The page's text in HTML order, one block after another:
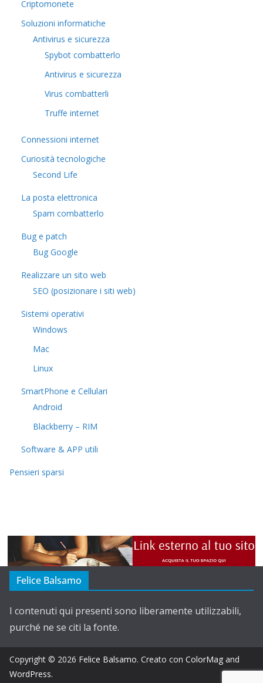
Criptomonete
Soluzioni informatiche
Antivirus e sicurezza
Spybot combatterlo
Antivirus e sicurezza
Virus combatterli
Truffe internet
Connessioni internet
Curiosità tecnologiche
​Second Life
La posta elettronica
Spam combatterlo
Bug e patch
Bug Google
Realizzare un sito web
SEO (posizionare i siti web)
Sistemi operativi
Windows
Mac
Linux
SmartPhone e Cellulari
Android
Blackberry – RIM
Software & APP utili
Pensieri sparsi
Felice Balsamo
I contenuti qui presenti sono liberamente utilizzabili,
purché ne se citi la fonte.
Copyright © 2026 Felice Balsamo. Creato con ColorMag and
WordPress.